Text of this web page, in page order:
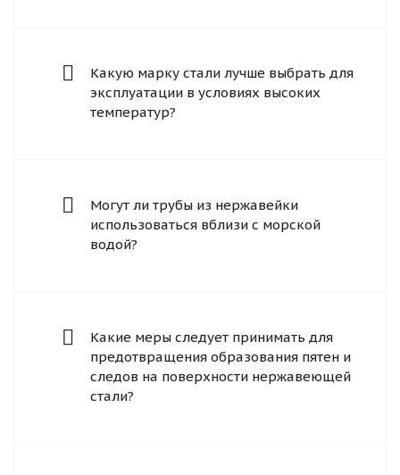
Какую марку стали лучше выбрать для
эксплуатации в условиях высоких
температур?
Могут ли трубы из нержавейки
использоваться вблизи с морской
водой?
Какие меры следует принимать для
предотвращения образования пятен и
следов на поверхности нержавеющей
стали?